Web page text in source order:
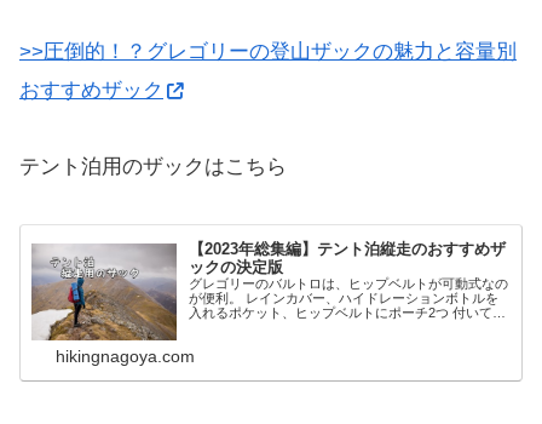
>>圧倒的！？グレゴリーの登山ザックの魅力と容量別
おすすめザック
テント泊用のザックはこちら
【2023年総集編】テント泊縦走のおすすめザ
ックの決定版
グレゴリーのバルトロは、ヒップベルトが可動式なの
が便利。 レインカバー、ハイドレーションボトルを
入れるポケット、ヒップベルトにポーチ2つ 付いてい
hikingnagoya.com